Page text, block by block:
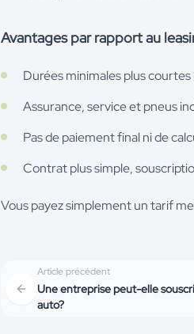
Avantages par rapport au
Durées minimales plus courtes
Assurance, service et pneus
Pas de paiement final ni de
Contrat plus simple,
Vous payez simplement un tarif
Article précédent
Une entreprise peut-elle
auto?